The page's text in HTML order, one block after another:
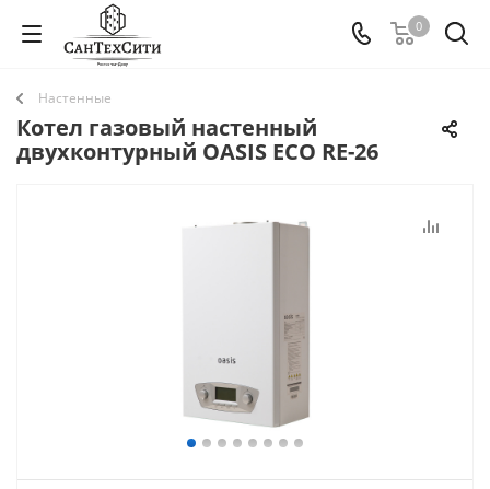
0
Настенные
Котел газовый настенный
двухконтурный OASIS ECO RE-26